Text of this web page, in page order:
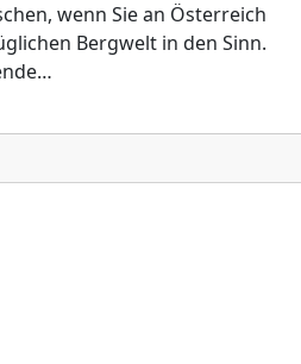
wenn Sie an Österreich
Bergwelt in den Sinn.